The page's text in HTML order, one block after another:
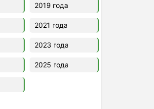
2019 года
2021 года
2023 года
2025 года